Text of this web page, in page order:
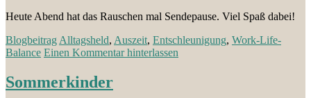
Heute Abend hat das Rauschen mal Sendepause. Viel Spaß dabei!
Blogbeitrag Alltagsheld, Auszeit, Entschleunigung, Work-Life-
Balance Einen Kommentar hinterlassen
Sommerkinder